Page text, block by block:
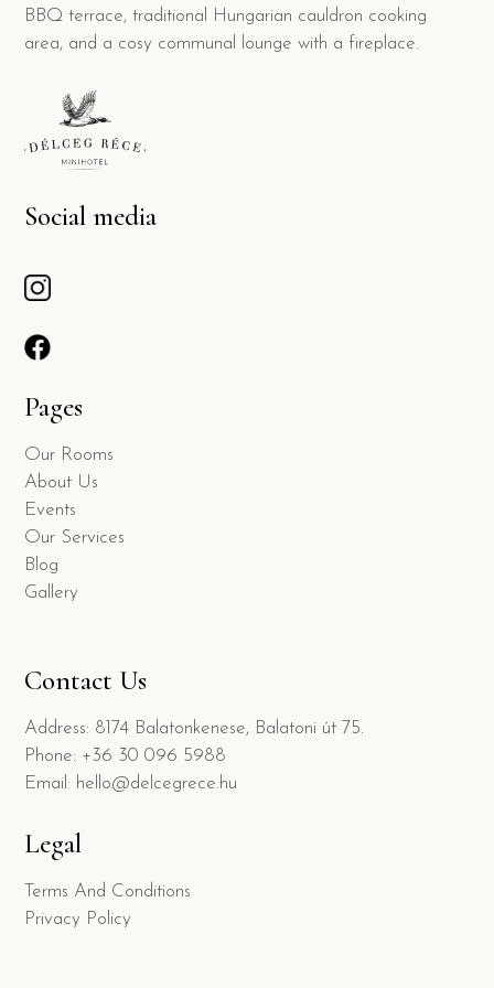
BBQ terrace, traditional Hungarian cauldron cooking
area, and a cosy communal lounge with a fireplace.
Social media
Pages
Our Rooms
About Us
Events
Our Services
Blog
Gallery
Contact Us
Address: 8174 Balatonkenese, Balatoni út 75.
Phone: +36 30 096 5988
Email: hello@delcegrece.hu
Legal
Terms And Conditions
Privacy Policy